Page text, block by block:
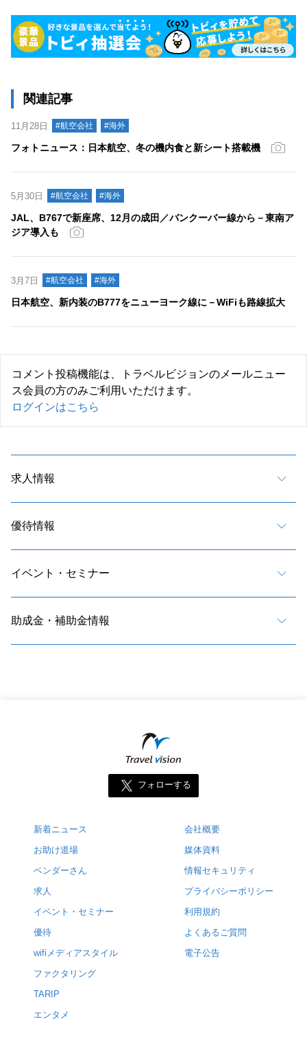
関連記事
11月28日 #航空会社 #海外
フォトニュース：日本航空、冬の機内食と新シート搭載機
5月30日 #航空会社 #海外
JAL、B767で新座席、12月の成田／バンクーバー線から－東南ア
ジア導入も
3月7日 #航空会社 #海外
日本航空、新内装のB777をニューヨーク線に－WiFiも路線拡大
コメント投稿機能は、トラベルビジョンのメールニュー
ス会員の方のみご利用いただけます。
ログインはこちら
求人情報
優待情報
イベント・セミナー
助成金・補助金情報
フォローする
新着ニュース
お助け道場
ベンダーさん
求人
イベント・セミナー
優待
wifiメディアスタイル
ファクタリング
TARIP
エンタメ
会社概要
媒体資料
情報セキュリティ
プライバシーポリシー
利用規約
よくあるご質問
電子公告